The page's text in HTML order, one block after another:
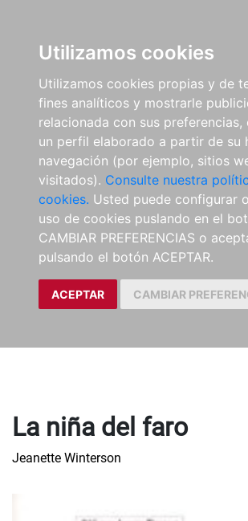
Utilizamos cookies
Utilizamos cookies propias y de
fines analíticos y mostrarle
relacionada con sus preferencias,
un perfil elaborado a partir de su
navegación (por ejemplo, sitios
visitados). Consulte nuestra
cookies. Usted puede configurar
uso de cookies puslando en el
CAMBIAR PREFERENCIAS o
pulsando el botón ACEPTAR.
ACEPTAR CAMBIAR
La niña del faro
Jeanette Winterson